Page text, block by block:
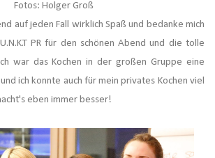
Fotos: Holger Groß
auf jeden Fall wirklich Spaß und bedanke mich
PR für den schönen Abend und die tolle
war das Kochen in der großen Gruppe eine
ich konnte auch für mein privates Kochen viel
eben immer besser!